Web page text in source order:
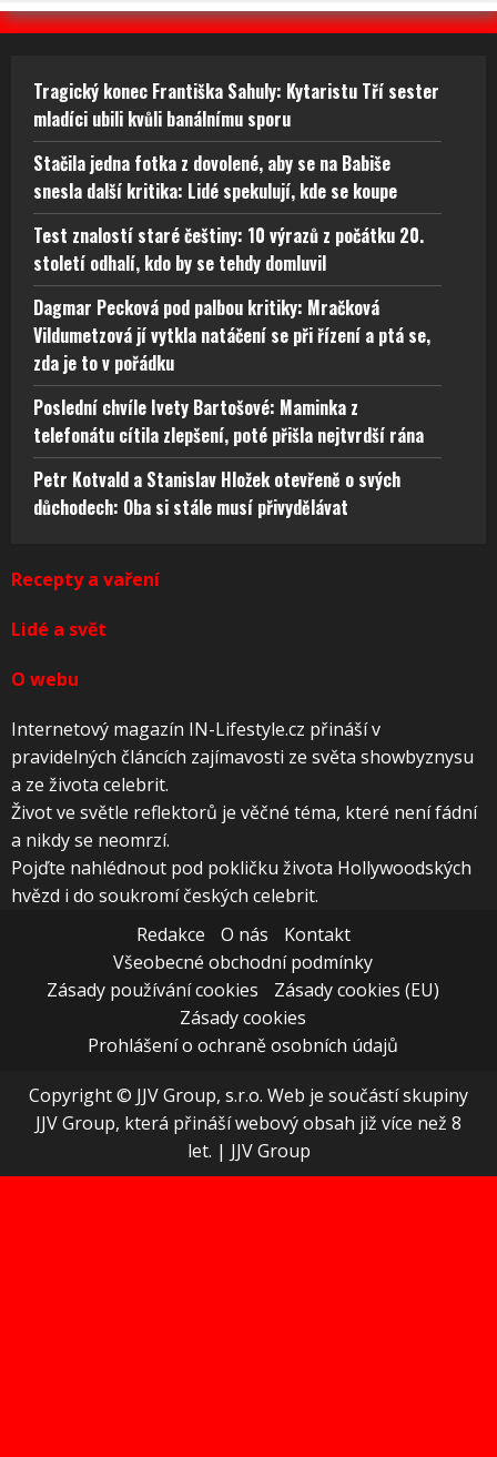
Tragický konec Františka Sahuly: Kytaristu Tří sester
mladíci ubili kvůli banálnímu sporu
Stačila jedna fotka z dovolené, aby se na Babiše
snesla další kritika: Lidé spekulují, kde se koupe
Test znalostí staré češtiny: 10 výrazů z počátku 20.
století odhalí, kdo by se tehdy domluvil
Dagmar Pecková pod palbou kritiky: Mračková
Vildumetzová jí vytkla natáčení se při řízení a ptá se,
zda je to v pořádku
Poslední chvíle Ivety Bartošové: Maminka z
telefonátu cítila zlepšení, poté přišla nejtvrdší rána
Petr Kotvald a Stanislav Hložek otevřeně o svých
důchodech: Oba si stále musí přivydělávat
Recepty a vaření
Lidé a svět
O webu
Internetový magazín IN-Lifestyle.cz přináší v
pravidelných článcích zajímavosti ze světa showbyznysu
a ze života celebrit.
Život ve světle reflektorů je věčné téma, které není fádní
a nikdy se neomrzí.
Pojďte nahlédnout pod pokličku života Hollywoodských
hvězd i do soukromí českých celebrit.
Redakce
O nás
Kontakt
Všeobecné obchodní podmínky
Zásady používání cookies
Zásady cookies (EU)
Zásady cookies
Prohlášení o ochraně osobních údajů
Copyright © JJV Group, s.r.o. Web je součástí skupiny
JJV Group, která přináší webový obsah již více než 8
let. | JJV Group